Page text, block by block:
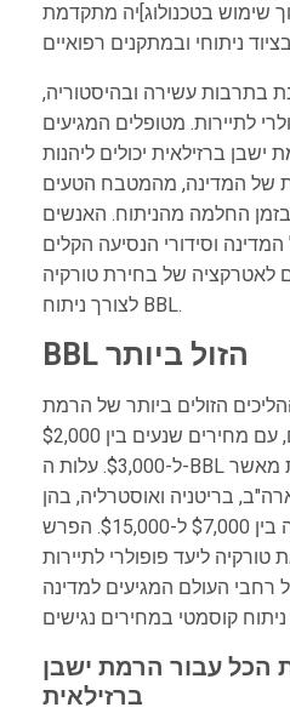
שימוש בטכנולוג]יה מתקדמת
בתרבות עשירה ובהיסטוריה,
לתיירות. מטופלים המגיעים
ישבן ברזילאית יכולים ליהנות
של המדינה, מהמטבח הטעים
החלמה מהניתוח. האנשים
וסידורי הנסיעה הקלים
לאטרקציה של בחירת טורקיה
לצורך ניתוח BBL.
BBL הזול ביותר
הזולים ביותר של הרמת
ישבן ברזילאית בעולם, עם מחירים שנעים בין $2,000
ל-$3,000. עלות ה-BBL בטורקיה נמוכה משמעותית מאשר
בריטניה ואוסטרליה, בהן
העלות הממוצעת נעה בין $7,000 ל-$15,000. הפרש
טורקיה ליעד פופולרי לתיירות
רחבי העולם המגיעים למדינה
הכל עבור הרמת ישבן
ברזילאית